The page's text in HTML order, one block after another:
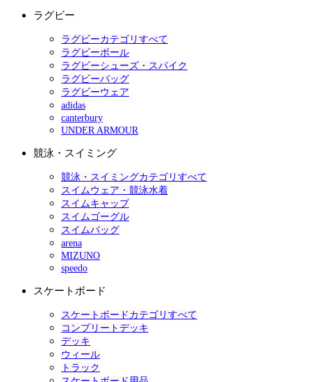
ラグビー
ラグビーカテゴリすべて
ラグビーボール
ラグビーシューズ・スパイク
ラグビーバッグ
ラグビーウェア
adidas
canterbury
UNDER ARMOUR
競泳・スイミング
競泳・スイミングカテゴリすべて
スイムウェア・競泳水着
スイムキャップ
スイムゴーグル
スイムバッグ
arena
MIZUNO
speedo
スケートボード
スケートボードカテゴリすべて
コンプリートデッキ
デッキ
ウィール
トラック